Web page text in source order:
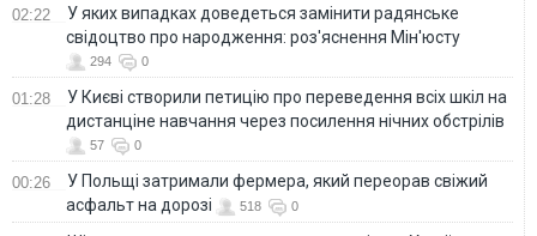
02:22
У яких випадках доведеться замінити радянське
свідоцтво про народження: роз'яснення Мін'юсту
294 0
01:28
У Києві створили петицію про переведення всіх шкіл на
дистанціне навчання через посилення нічних обстрілів
57 0
00:26
У Польщі затримали фермера, який переорав свіжий
асфальт на дорозі
518 0